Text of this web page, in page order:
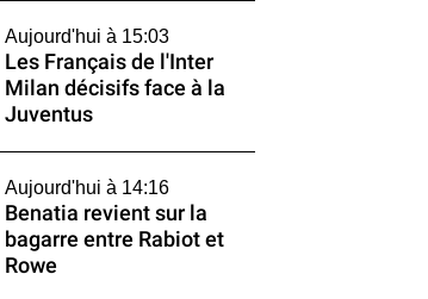
Aujourd'hui à 15:03
Les Français de l'Inter
Milan décisifs face à la
Juventus
Aujourd'hui à 14:16
Benatia revient sur la
bagarre entre Rabiot et
Rowe